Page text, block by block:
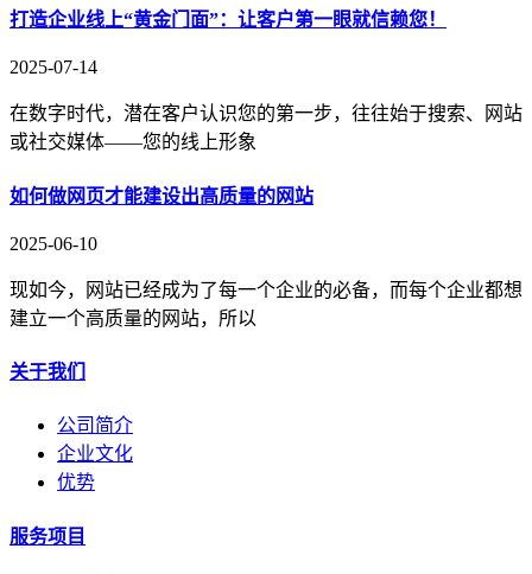
打造企业线上“黄金门面”：让客户第一眼就信赖您！
2025-07-14
在数字时代，潜在客户认识您的第一步，往往始于搜索、网站
或社交媒体——您的线上形象
如何做网页才能建设出高质量的网站
2025-06-10
现如今，网站已经成为了每一个企业的必备，而每个企业都想
建立一个高质量的网站，所以
关于我们
公司简介
企业文化
优势
服务项目